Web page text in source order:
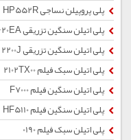
پلی پروپیلن نساجی HP552R
پلی اتیلن سنگین تزریقی 5620EA
پلی اتیلن سنگین تزریقی 2200J
پلی اتیلن سبک فیلم 2102TX00
پلی اتیلن سنگین فیلم F7000
پلی اتیلن سنگین فیلم HF5110
پلی اتیلن سبک فیلم 0190